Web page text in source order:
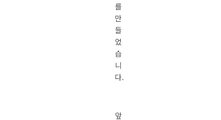
를
만
들
었
습
니
다.
앞